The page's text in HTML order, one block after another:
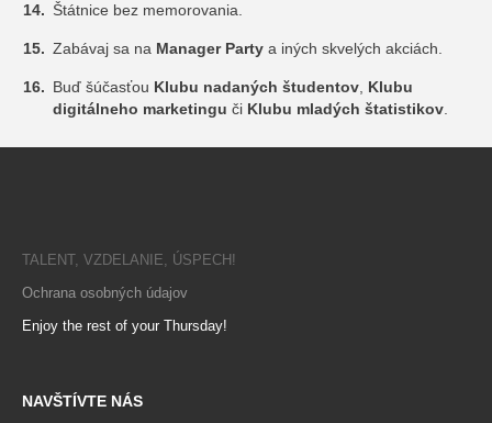
Štátnice bez memorovania.
Zabávaj sa na Manager Party a iných skvelých akciách.
Buď šúčasťou Klubu nadaných študentov Klubu
digitálneho marketingu či Klubu mladých štatistikov
TALENT, VZDELANIE, ÚSPECH!
Ochrana osobných údajov
Enjoy the rest of your Thursday!
NAVŠTÍVTE NÁS